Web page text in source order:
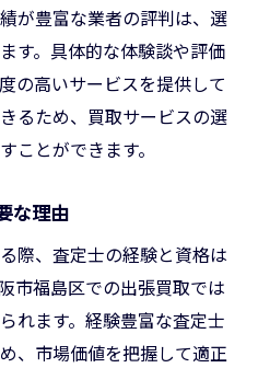
把握する重要性
を避けるための準備
べきポイント
品の確認方法
向を理解する
取で高評価を得ている業
するサービスの質
が豊富な業者の評判は、選
す。具体的な体験談や評価
の高いサービスを提供して
るため、買取サービスの選
ことができます。
な理由
際、査定士の経験と資格は
市福島区での出張買取では
れます。経験豊富な査定士
、市場価値を把握して適正